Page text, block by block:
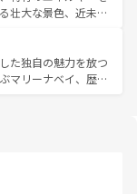
忘れられない旅にな
ができる。タイ料理
節にも異なる楽しみ
々、仏教を中心とし
れる旅人を魅了し続
壮大な景色、近未来
光スポットが密集し
も魅力。息をのむよ
を存分に楽しみ尽く
た独自の魅力を放つ
マリーナベイ、歴史
る外せないスポット